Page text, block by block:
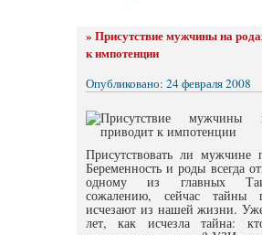
» Присутствие мужчины на
к импотенции
Опубликовано: 24 февраля 2008
Присутствовать ли мужчине
Беременность и роды всегда
одному из главных
сожалению, сейчас тайны
исчезают из нашей жизни.
лет, как исчезла тайна: